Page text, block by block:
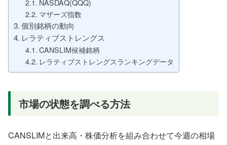
NASDAQ(QQQ)
マザーズ指数
個別銘柄の動向
レラティブストレングス
CANSLIM候補銘柄
レラティブストレングスランキングデータ
市場の状態を調べる方法
CANSLIMと出来高・株価分析を組み合わせて今週の相場